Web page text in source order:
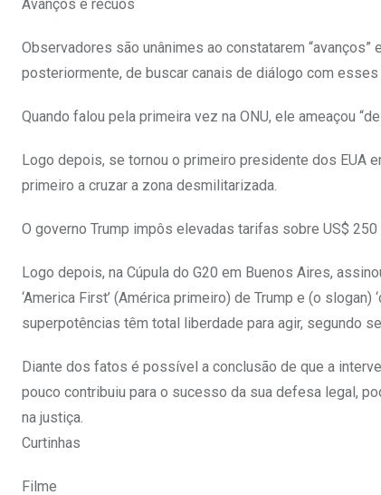
Avanços e recuos
Observadores são unânimes ao constatarem
posteriormente, de buscar canais de diálogo com
Quando falou pela primeira vez na ONU, ele ameaçou
Logo depois, se tornou o primeiro presidente dos EUA
primeiro a cruzar a zona desmilitarizada.
O governo Trump impôs elevadas tarifas sobre US$
Logo depois, na Cúpula do G20 em Buenos Aires,
‘America First’ (América primeiro) de Trump e (o
superpotências têm total liberdade para agir, segundo
Diante dos fatos é possível a conclusão de que a
pouco contribuiu para o sucesso da sua defesa legal,
na justiça.
Curtinhas
Filme